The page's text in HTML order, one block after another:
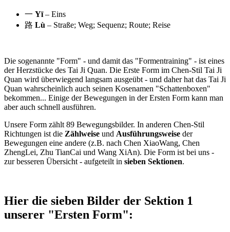
一 Yī– Eins
路 Lù – Straße; Weg; Sequenz; Route; Reise
Die sogenannte "Form" - und damit das "Formentraining" - ist eines
der Herzstücke des Tai Ji Quan. Die Erste Form im Chen-Stil Tai Ji
Quan wird überwiegend langsam ausgeübt - und daher hat das Tai Ji
Quan wahrscheinlich auch seinen Kosenamen "Schattenboxen"
bekommen... Einige der Bewegungen in der Ersten Form kann man
aber auch schnell ausführen.
Unsere Form zählt 89 Bewegungsbilder. In anderen Chen-Stil
Richtungen ist die Zählweise und Ausführungsweise der
Bewegungen eine andere (z.B. nach Chen XiaoWang, Chen
ZhengLei, Zhu TianCai und Wang XiAn). Die Form ist bei uns -
zur besseren Übersicht - aufgeteilt in sieben Sektionen.
Hier die sieben Bilder der Sektion 1
unserer "Ersten Form":